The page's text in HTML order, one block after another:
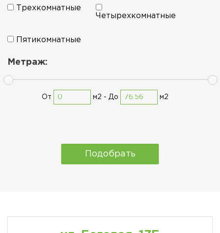
Трехкомнатные
Четырехкомнатные
Пятикомнатные
Метраж:
От м2 - До м2
Подобрать